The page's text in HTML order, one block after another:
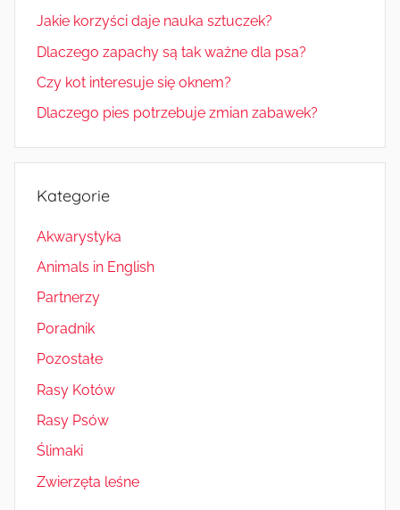
Jakie korzyści daje nauka sztuczek?
Dlaczego zapachy są tak ważne dla psa?
Czy kot interesuje się oknem?
Dlaczego pies potrzebuje zmian zabawek?
Kategorie
Akwarystyka
Animals in English
Partnerzy
Poradnik
Pozostałe
Rasy Kotów
Rasy Psów
Ślimaki
Zwierzęta leśne